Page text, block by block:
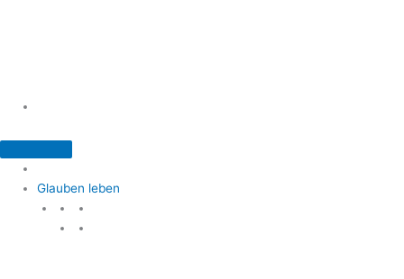
Glauben leben